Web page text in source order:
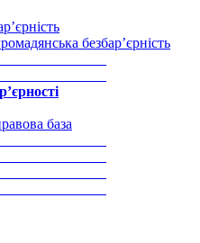
безбар’єрність
база